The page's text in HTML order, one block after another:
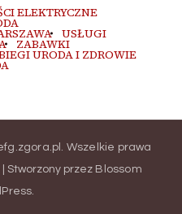
ELEKTRYCZNE
USŁUGI
ZABAWKI
URODA I ZDROWIE
. Wszelkie prawa
Stworzony przez Blossom